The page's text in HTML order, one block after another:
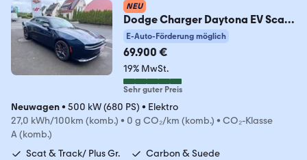
NEU
Dodge Charger Daytona EV Scat/
Track/ Plus/Carbon/ Sun
E-Auto-Förderung möglich
69.900 €
19% MwSt.
Sehr guter Preis
Neuwagen• 500 kW (680 PS) • Elektro
27,0 kWh/100km (komb.) • 0 g CO₂/km (komb.) • CO₂-Klasse
A (komb.)
Scat & Track/ Plus Gr.
Carbon & Suede